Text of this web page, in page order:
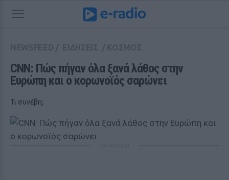
CNN: Πώς πήγαν όλα ξανά λάθος στην
Ευρώπη και ο κορωνοϊός σαρώνει
Τι συνέβη;